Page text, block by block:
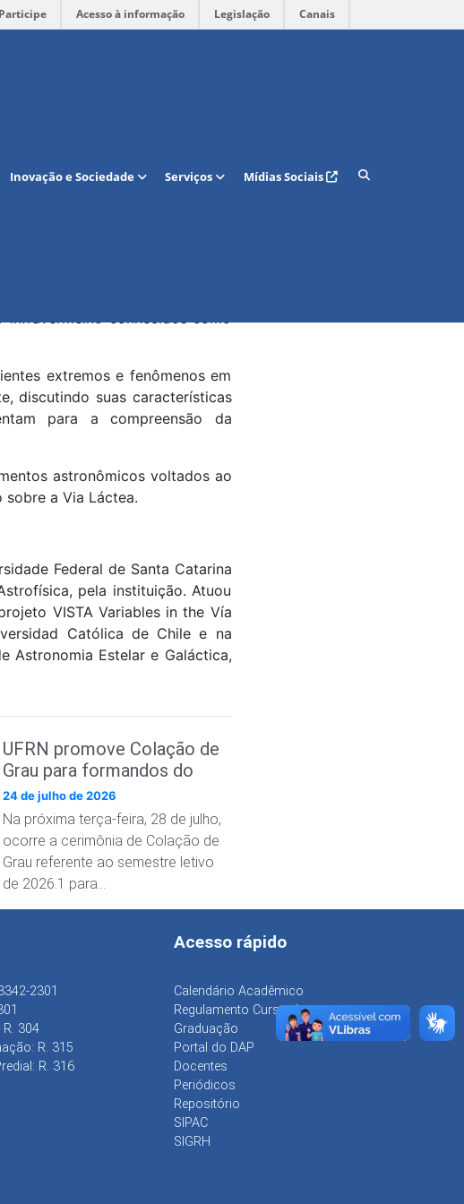
Participe Acesso à informação Legislação Canais
Inovação e Sociedade Serviços Mídias Sociais
estelar na Via
da Escola de Ciências e
de Pós-Graduação em
Os Objetos VVV-WIT
Saito.
conhecidos como
extremos e fenômenos em
discutindo suas características
para a compreensão da
astronômicos voltados ao
a Via Láctea.
Federal de Santa Catarina
pela instituição. Atuou
VISTA Variables in the Vía
Católica de Chile e na
Astronomia Estelar e Galáctica,
UFRN promove Colação de
Grau para formandos do
curso de Ciências e
Tecnologia
24 de julho de 2026
Na próxima terça-feira, 28 de julho,
ocorre a cerimônia de Colação de
Grau referente ao semestre letivo
de 2026.1 para…
2301
304
R. 315
R. 316
Acesso rápido
Calendário Acadêmico
Regulamento Curso de
Graduação
Portal do DAP
Docentes
Periódicos
Repositório
SIPAC
SIGRH